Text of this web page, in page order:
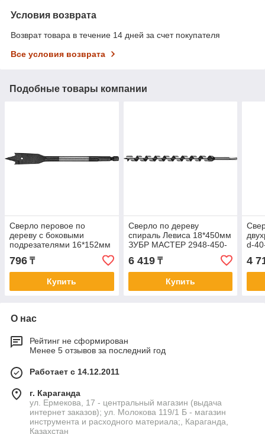
Условия возврата
Возврат товара в течение 14 дней за счет покупателя
Все условия возврата
Подобные товары компании
Сверло перовое по
дереву с боковыми
подрезателями 16*152мм
ЗУБР 29505-16_z01
796 ₸
Купить
Сверло по дереву
спираль Левиса 18*450мм
ЗУБР МАСТЕР 2948-450-
6 419₸
Купить
d-
4
О нас
Рейтинг не сформирован
Менее 5 отзывов за последний год
Работает с 14.12.2011
г. Караганда
ул. Ермекова, 17 - центральный магазин (выдача
интернет заказов); ул. Молокова 119/1 Б - магазин
инструмента и расходного материала;, Караганда,
Казахстан